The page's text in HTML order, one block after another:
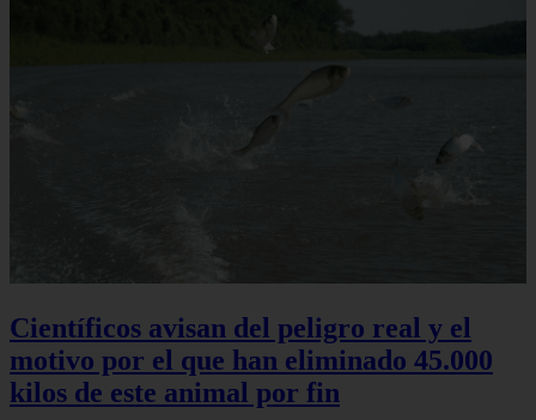
Científicos avisan del peligro real y el
motivo por el que han eliminado 45.000
kilos de este animal por fin